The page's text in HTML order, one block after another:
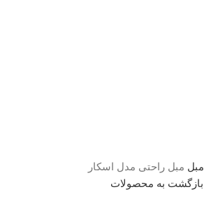
مبل مبل راحتی مدل اسکار
بازگشت به محصولات